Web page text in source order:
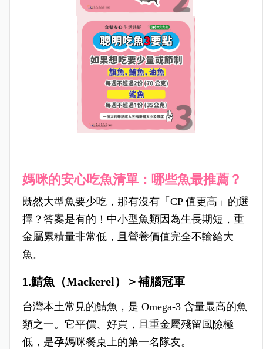
媽咪的安心吃魚清單：哪些魚最推薦？
既然大型魚要少吃，那有沒有「CP 值更高」的選
擇？答案是有的！中小型魚類因為生長期短，重
金屬累積量非常低，且營養價值完全不輸給大
魚。
1.鯖魚（Mackerel）＞補腦冠軍
台灣本土常見的鯖魚，是 Omega-3 含量最高的魚
類之一。它平價、好買，且重金屬殘留風險極
低，是孕媽咪餐桌上的第一名隊友。